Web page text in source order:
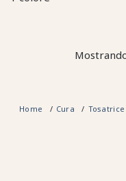
Home Cura